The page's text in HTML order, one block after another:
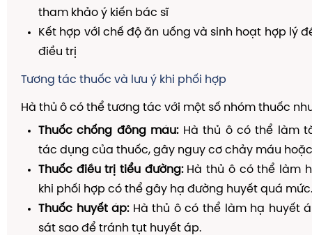
tham khảo ý kiến bác sĩ
Kết hợp với chế độ ăn uống và sinh hoạt hợp lý
điều trị
Tương tác thuốc và lưu ý khi phối hợp
Hà thủ ô có thể tương tác với một số nhóm thuốc
Thuốc chống đông máu:Hà thủ ô có thể làm
tác dụng của thuốc, gây nguy cơ chảy máu
Thuốc điều trị tiểu đường:Hà thủ ô có thể làm
khi phối hợp có thể gây hạ đường huyết quá mức.
Thuốc huyết áp:Hà thủ ô có thể làm hạ huyết
sát sao để tránh tụt huyết áp.